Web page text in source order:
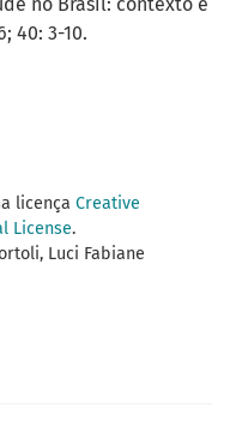
no Brasil: contexto e
40: 3-10.
licença Creative
License.
Luci Fabiane